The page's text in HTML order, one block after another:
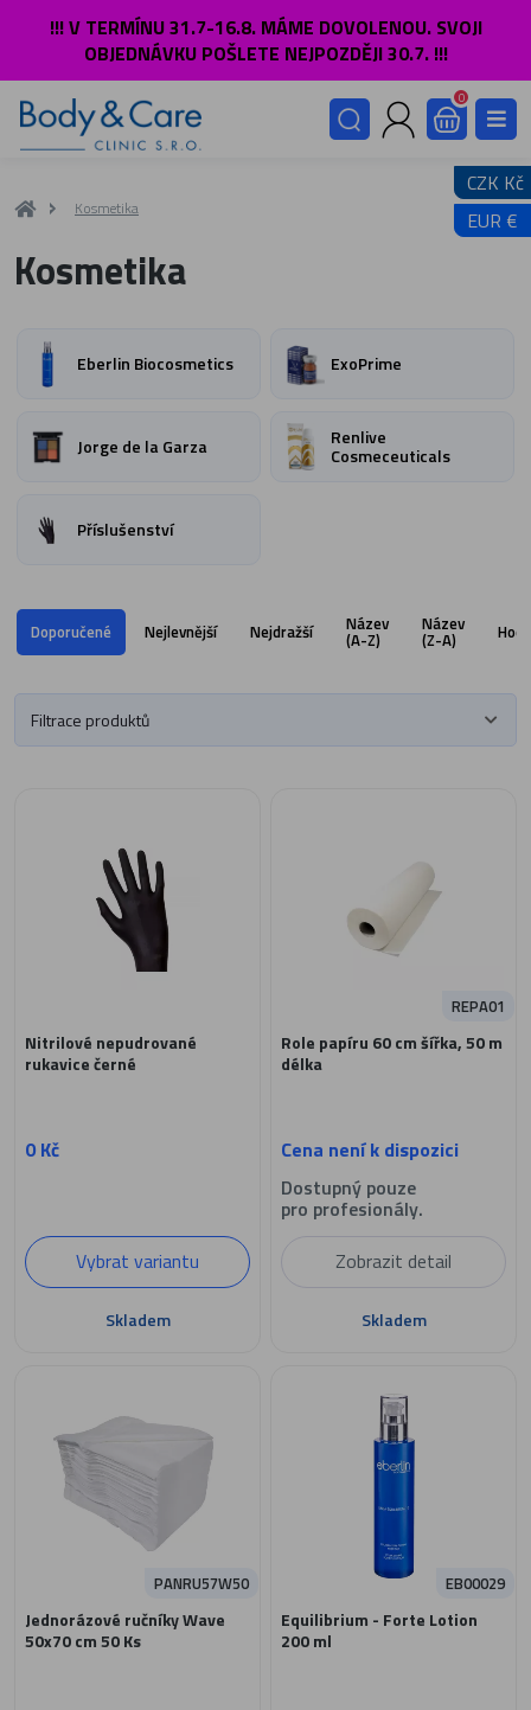
CZK Kč
EUR €
!!! V TERMÍNU 31.7-16.8. MÁME DOVOLENOU. SVOJI
OBJEDNÁVKU POŠLETE NEJPOZDĚJI 30.7. !!!
0
Kosmetika
Kosmetika
Eberlin Biocosmetics ExoPrime
Jorge de la Garza Renlive
Cosmeceuticals
Příslušenství
Doporučené Nejlevnější Nejdražší Název
(A-Z)
Název
(Z-A)
Filtrace produktů
Nitrilové nepudrované
rukavice černé
0 Kč
Vybrat variantu
Skladem
Role papíru 60 cm šířka, 50 m
délka
Cena není k dispozici
REPA01
Dostupný pouze
pro profesionály.
Zobrazit detail
Skladem
Jednorázové ručníky Wave
50x70 cm 50 Ks
PANRU57W50
Equilibrium - Forte Lotion
200 ml
EB00029